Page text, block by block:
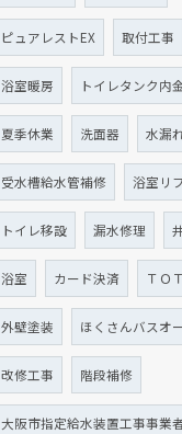
ピュアレストEX 取付工事
浴室暖房 トイレタンク内
夏季休業 洗面器 水漏
受水槽給水管補修 浴室リ
トイレ移設 漏水修理
浴室 カード決済 ＴＯ
外壁塗装 ほくさんバスオ
改修工事 階段補修
大阪市指定給水装置工事事業